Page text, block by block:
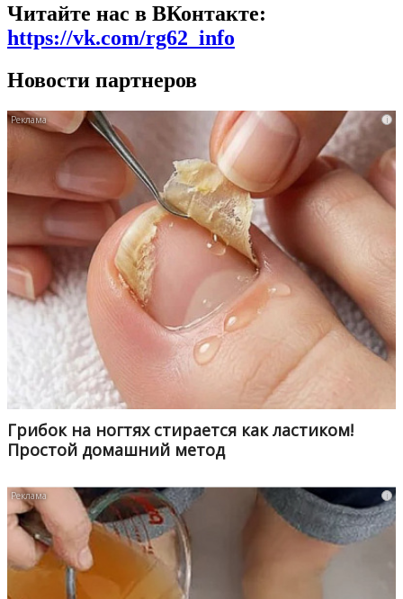
Читайте нас в ВКонтакте:
https://vk.com/rg62_info
Новости партнеров
i
Грибок на ногтях стирается как ластиком!
Простой домашний метод
i